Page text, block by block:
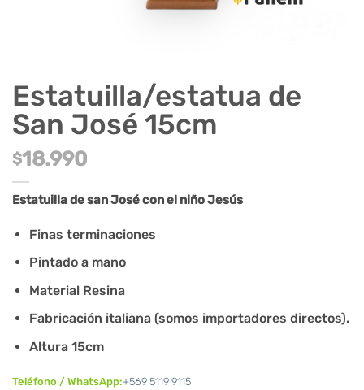
Estatuilla/estatua de
San José 15cm
$18.990
Estatuilla de san José con el niño Jesús
Finas terminaciones
Pintado a mano
Material Resina
Fabricación italiana (somos importadores directos).
Altura 15cm
Teléfono / WhatsApp:+569 5119 9115